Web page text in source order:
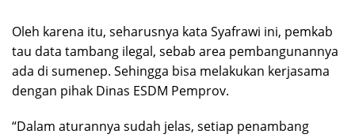
Oleh karena itu, seharusnya kata Syafrawi ini, pemkab
tau data tambang ilegal, sebab area pembangunannya
ada di sumenep. Sehingga bisa melakukan kerjasama
dengan pihak Dinas ESDM Pemprov.
“Dalam aturannya sudah jelas, setiap penambang